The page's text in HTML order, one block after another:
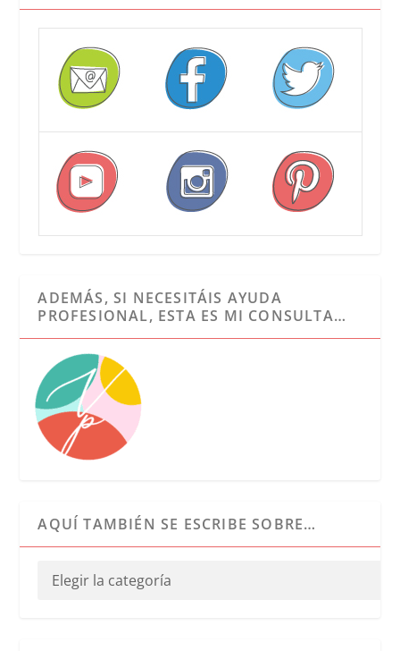
ADEMÁS, SI NECESITÁIS AYUDA
PROFESIONAL, ESTA ES MI CONSULTA…
AQUÍ TAMBIÉN SE ESCRIBE SOBRE…